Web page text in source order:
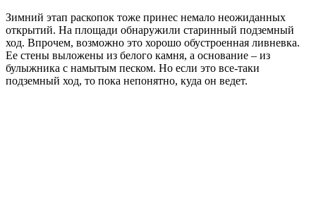
Зимний этап раскопок тоже принес немало неожиданных
открытий. На площади обнаружили старинный подземный
ход. Впрочем, возможно это хорошо обустроенная ливневка.
Ее стены выложены из белого камня, а основание – из
булыжника с намытым песком. Но если это все-таки
подземный ход, то пока непонятно, куда он ведет.